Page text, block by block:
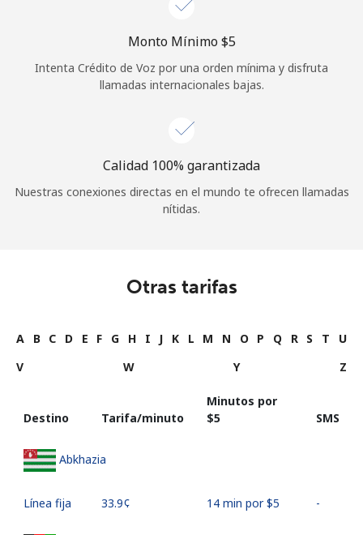
Monto Mínimo ⁦$5⁩
Intenta Crédito de Voz por una orden mínima y disfruta
llamadas internacionales bajas.
Calidad 100% garantizada
Nuestras conexiones directas en el mundo te ofrecen llamadas
nítidas.
Otras tarifas
A B C D E F G H I J K L M N O P Q R S T
U
V
W Y Z
Destino Tarifa/minuto
Minutos por
⁦$5⁩
SMS
Abkhazia
Línea fija ⁦33.9¢⁩ 14 min por ⁦$5⁩ -